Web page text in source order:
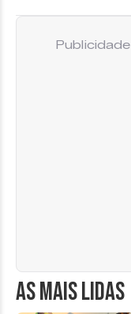
AS MAIS LIDAS
Publicidade